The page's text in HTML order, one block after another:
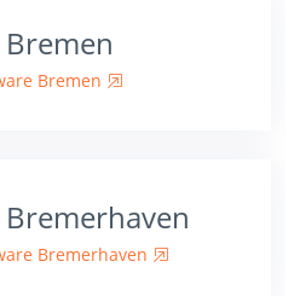
Bremen
Bremerhaven